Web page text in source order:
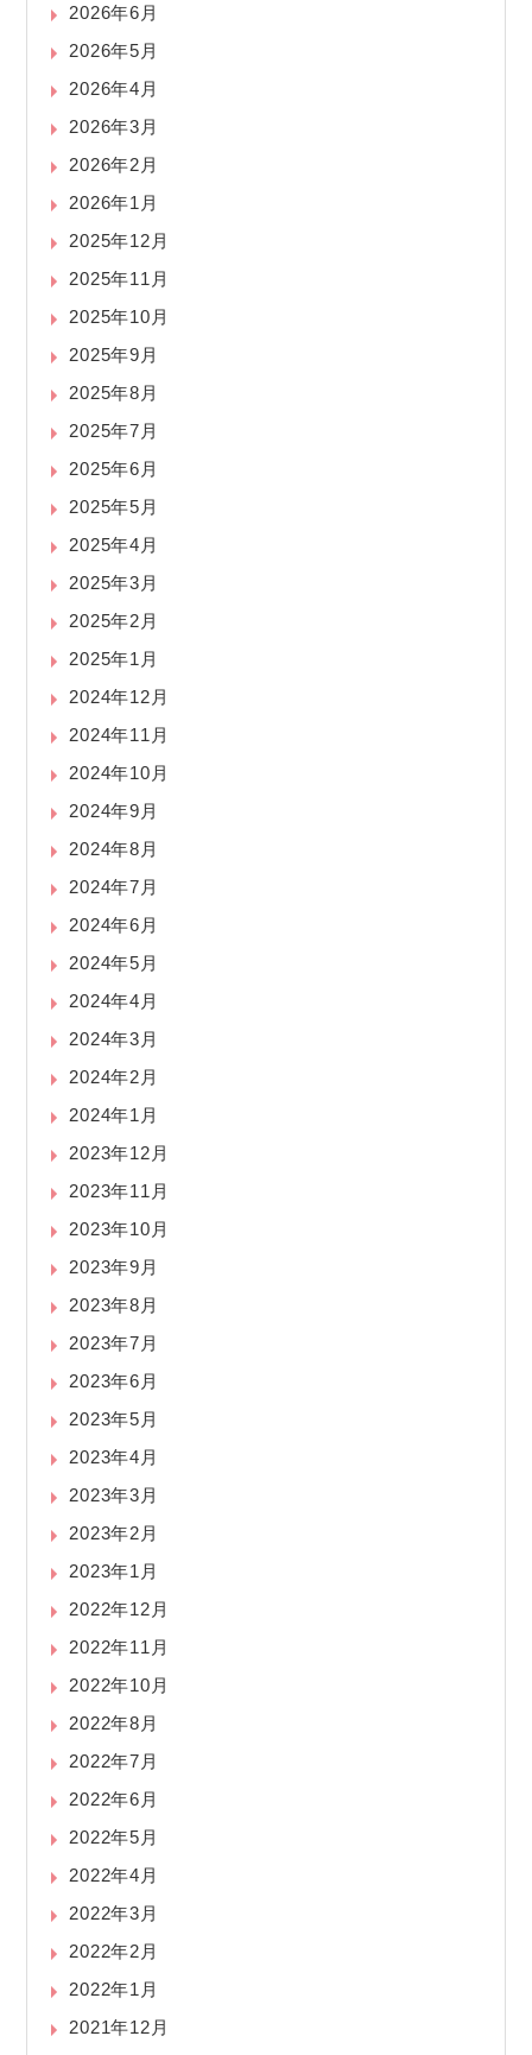
2026年6月
2026年5月
2026年4月
2026年3月
2026年2月
2026年1月
2025年12月
2025年11月
2025年10月
2025年9月
2025年8月
2025年7月
2025年6月
2025年5月
2025年4月
2025年3月
2025年2月
2025年1月
2024年12月
2024年11月
2024年10月
2024年9月
2024年8月
2024年7月
2024年6月
2024年5月
2024年4月
2024年3月
2024年2月
2024年1月
2023年12月
2023年11月
2023年10月
2023年9月
2023年8月
2023年7月
2023年6月
2023年5月
2023年4月
2023年3月
2023年2月
2023年1月
2022年12月
2022年11月
2022年10月
2022年8月
2022年7月
2022年6月
2022年5月
2022年4月
2022年3月
2022年2月
2022年1月
2021年12月